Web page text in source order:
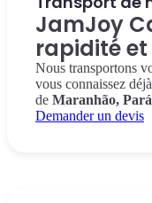
JamJoy
rapidité
Nous transportons
vous connaissez
de Maranhão,
Demander un devis